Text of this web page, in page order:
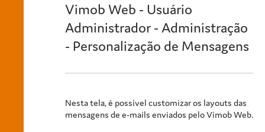
Vimob Web - Usuário
Administrador - Administração
- Personalização de Mensagens
Nesta tela, é possível customizar os layouts das
mensagens de e-mails enviados pelo Vimob Web.